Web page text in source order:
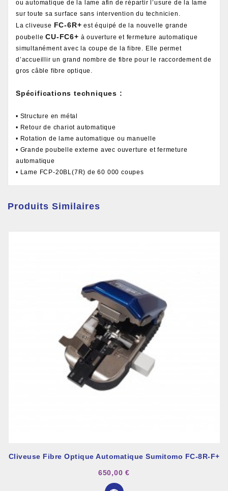
ou automatique de la lame afin de répartir l’usure de la lame
sur toute sa surface sans intervention du technicien.
La cliveuse FC-6R+ est équipé de la nouvelle grande
poubelleCU-FC6+ à ouverture et fermeture automatique
simultanément avec la coupe de la fibre. Elle permet
d’accueillir un grand nombre de fibre pour le raccordement de
gros câble fibre optique.
Spécifications techniques :
• Structure en métal
• Retour de chariot automatique
• Rotation de lame automatique ou manuelle
• Grande poubelle externe avec ouverture et fermeture
automatique
• Lame FCP-20BL(7R) de 60 000 coupes
Produits Similaires
Cliveuse Fibre Optique Automatique Sumitomo FC-8R-F+
650,00 €